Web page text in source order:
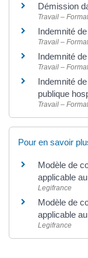
Démission
Travail –
Indemnité
Travail –
Indemnité
Travail –
Indemnité
publique
Travail –
Pour en savoir
Modèle de
applicable
Legifrance
Modèle de
applicable
Legifrance